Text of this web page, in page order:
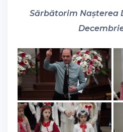
Sărbătorim Nașterea